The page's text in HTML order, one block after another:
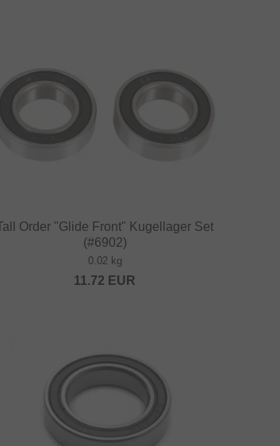
Tall Order "Glide Front" Kugellager Set
(#6902)
0.02 kg
11.72 EUR